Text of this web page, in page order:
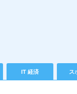
IT 経済 ス